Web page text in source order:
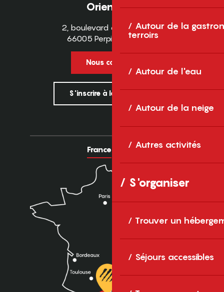
Autour de la
terroirs
Autour de l'eau
Autour de la neige
Autres activités
S'organiser
Trouver un
Séjours accessibles
Orientales
2, boulevard des Pyrénées
66005 Perpignan Cedex
Nous contacter
S'inscrire à la newsletter
France Europe